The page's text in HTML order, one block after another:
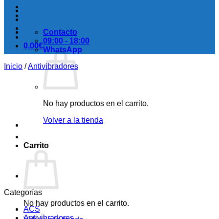
0,00€
No hay productos en el carrito.
Volver a la tienda
Carrito
No hay productos en el carrito.
Contacto
09:00 - 18:00
WhatsApp
Inicio /Antivibradores
Categorías
ACS